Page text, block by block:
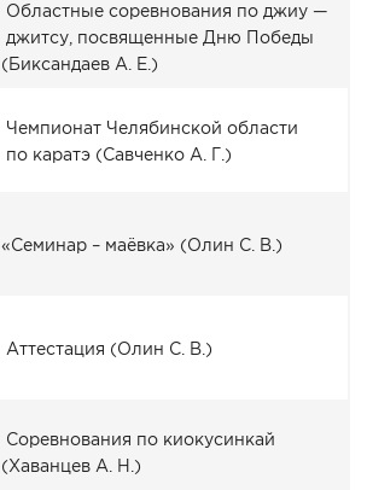
Областные соревнования по джиу —
джитсу, посвященные Дню Победы
(БиксандаевА. Е.)
Чемпионат Челябинской области
по каратэ (Савченко А. Г.)
«Семинар– маёвка» (Олин С. В.)
Аттестация (Олин С. В.)
Соревнования по киокусинкай
(ХаванцевА. Н.)